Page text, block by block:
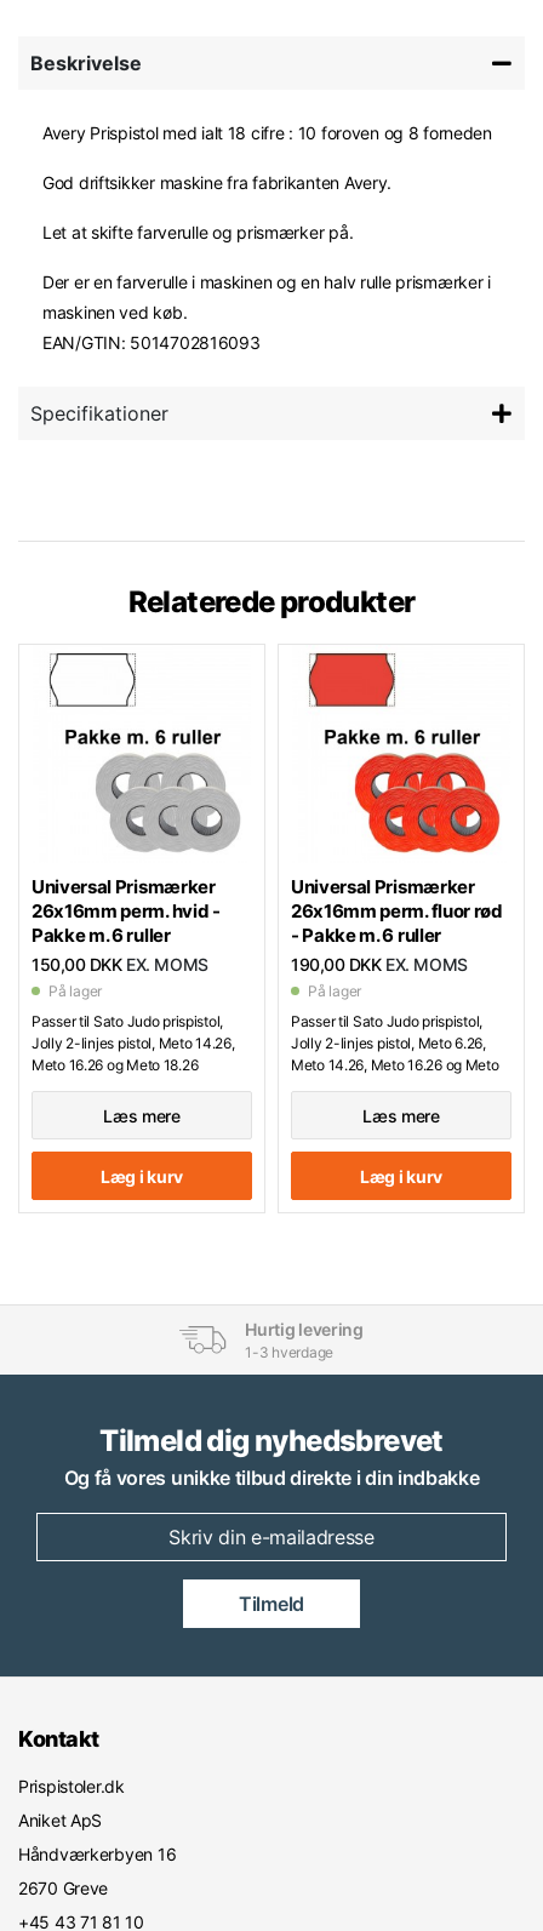
Beskrivelse
Avery Prispistol med ialt 18 cifre : 10 foroven og 8 forneden
God driftsikker maskine fra fabrikanten Avery.
Let at skifte farverulle og prismærker på.
Der er en farverulle i maskinen og en halv rulle prismærker i
maskinen ved køb.
EAN/GTIN: 5014702816093
Specifikationer
Relaterede produkter
Universal Prismærker
26x16mm perm. hvid -
Pakke m. 6 ruller
150,00 DKK EX. MOMS
På lager
Passer til Sato Judo prispistol,
Jolly 2-linjes pistol, Meto 14.26,
Meto 16.26 og Meto 18.26
Læs mere
Læg i kurv
Universal Prismærker
26x16mm perm. fluor rød
- Pakke m. 6 ruller
190,00 DKK EX. MOMS
På lager
Passer til Sato Judo prispistol,
Jolly 2-linjes pistol, Meto 6.26,
Meto 14.26, Meto 16.26 og Meto
18.26
Læs mere
Læg i kurv
Hurtig levering
1-3 hverdage
Tilmeld dig nyhedsbrevet
Og få vores unikke tilbud direkte i din indbakke
Tilmeld
Kontakt
Prispistoler.dk
Aniket ApS
Håndværkerbyen 16
2670 Greve
+45 43 71 81 10